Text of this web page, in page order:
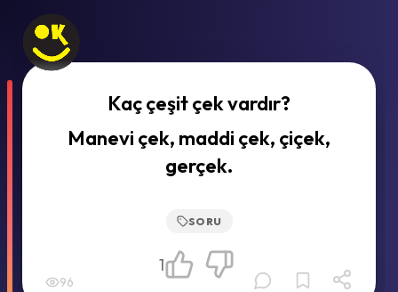
Kaç çeşit çek vardır?
Manevi çek, maddi çek, çiçek,
gerçek.
SORU
96
1